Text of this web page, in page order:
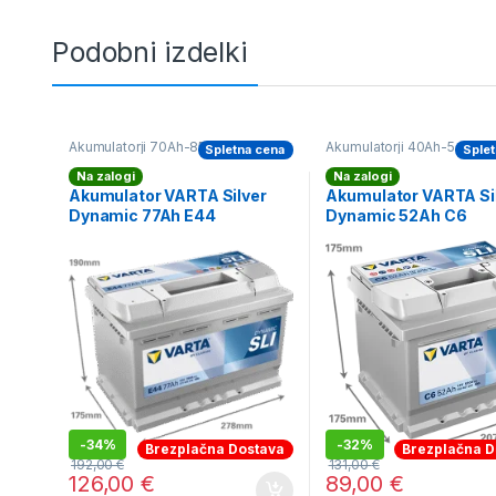
Podobni izdelki
Akumulatorji 70Ah-85Ah,
Akumulatorji VARTA
,Avtomobilski
Akumulatorji
Na zalogi
Akumulator VARTA Silver
Dynamic 77Ah E44
-34%
Spletna cena
Brezplačna Dostava
126,00€
192,00€
Akumulatorji 40Ah-54Ah,
Akumulatorji VARTA
,
Akumulatorji
Na zalogi
Akumulator VARTA
Dynamic 52Ah C6
-32% Brezplačna
89,00 €
131,00€